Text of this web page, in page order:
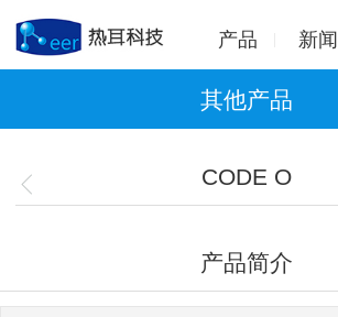
产品 新闻
其他产品
CODE O
产品简介